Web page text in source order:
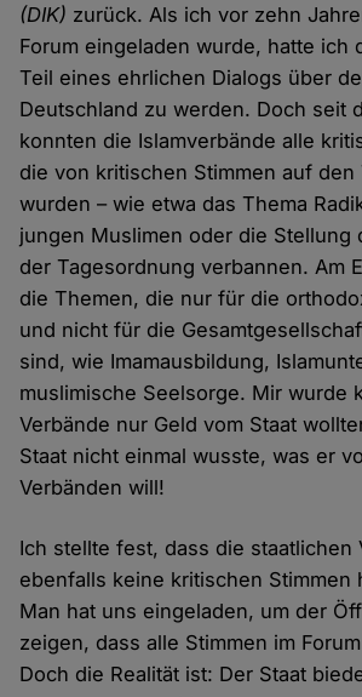
(DIK) zurück. Als ich vor zehn
Forum eingeladen wurde, hatte ich
Teil eines ehrlichen Dialogs über
Deutschland zu werden. Doch seit
konnten die Islamverbände alle
die von kritischen Stimmen auf
wurden – wie etwa das Thema
jungen Muslimen oder die Stellung
der Tagesordnung verbannen. Am
die Themen, die nur für die
und nicht für die
sind, wie Imamausbildung,
muslimische Seelsorge. Mir wurde
Verbände nur Geld vom Staat
Staat nicht einmal wusste, was er
Verbänden will!
Ich stellte fest, dass die staatlichen
ebenfalls keine kritischen Stimmen
Man hat uns eingeladen, um der
zeigen, dass alle Stimmen im
Doch die Realität ist: Der Staat